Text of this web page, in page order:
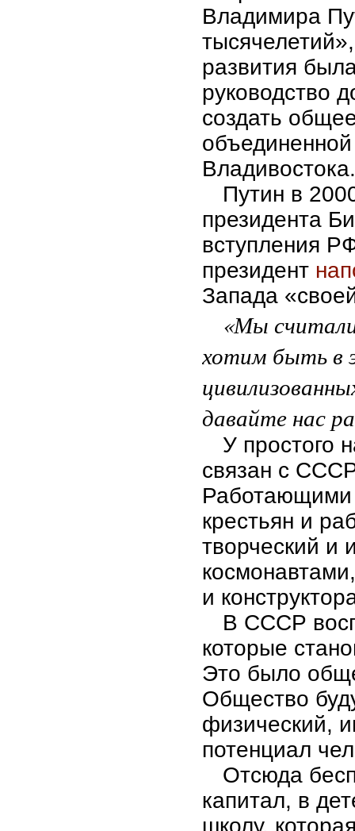
Владимира
развития
руководство
создать
Владивостока.
Путин в
президента
вступления
президент
Запада
«Мы
хотим быть в
давайте нас
У простого
связан с
Работающими
крестьян и
творческий и
и
В СССР
которые
Это было
Общество
физический,
потенциал
Отсюда
капитал, в